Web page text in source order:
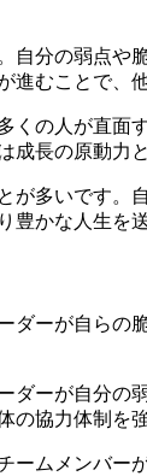
自分の弱点
むことで、
の人が直
長の原動力
多いです
かな人生を
ーが自ら
ダーが自分
協力体制を
ムメンバ